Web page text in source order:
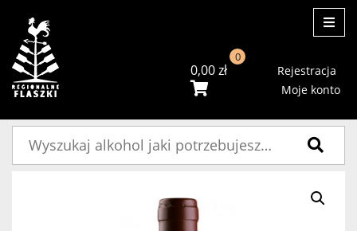
0,00zł
0
Rejestracja
Moje konto